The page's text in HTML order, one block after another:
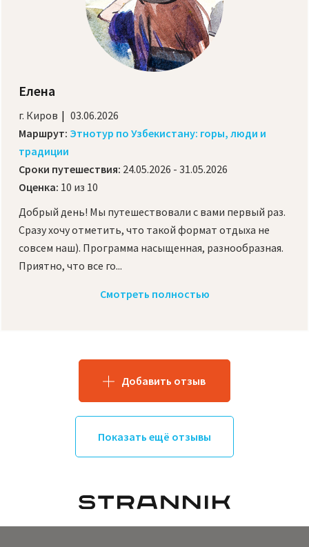
Елена
г. Киров
03.06.2026
Маршрут: Этнотур по Узбекистану: горы, люди и
традиции
Сроки путешествия: 24.05.2026 - 31.05.2026
Оценка: 10 из 10
Добрый день! Мы путешествовали с вами первый раз.
Сразу хочу отметить, что такой формат отдыха не
совсем наш). Программа насыщенная, разнообразная.
Приятно, что все го...
Смотреть полностью
Добавить отзыв
Показать ещё отзывы